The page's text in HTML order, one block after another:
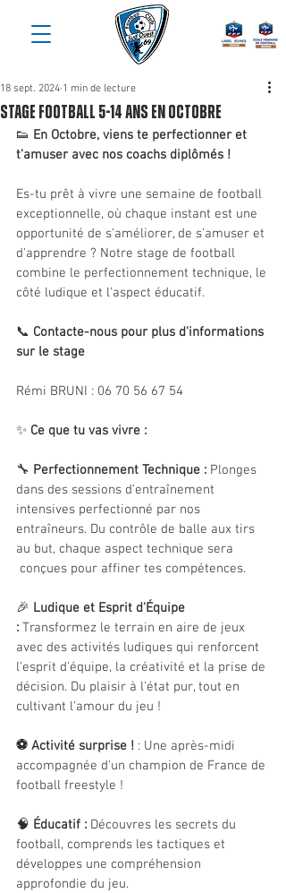
Stage Football 5-14 ans en Octobre
18 sept. 2024 1 min de lecture
👟 En Octobre, viens te perfectionner et
t'amuser avec nos coachs diplômés !
Es-tu prêt à vivre une semaine de football
exceptionnelle, où chaque instant est une
opportunité de s'améliorer, de s'amuser et
d'apprendre ? Notre stage de football
combine le perfectionnement technique, le
côté ludique et l'aspect éducatif.
📞 Contacte-nous pour plus d'informations
sur le stage
Rémi BRUNI : 06 70 56 67 54
✨ Ce que tu vas vivre :
🔧 Perfectionnement Technique : Plonges
dans des sessions d'entraînement
intensives perfectionné par nos
entraîneurs. Du contrôle de balle aux tirs
au but, chaque aspect technique sera
conçues pour affiner tes compétences.
🎉 Ludique et Esprit d'Équipe
: Transformez le terrain en aire de jeux
avec des activités ludiques qui renforcent
l'esprit d'équipe, la créativité et la prise de
décision. Du plaisir à l'état pur, tout en
cultivant l'amour du jeu !
⚽️ Activité surprise ! : Une après-midi
accompagnée d'un champion de France de
football freestyle !
🧠 Éducatif : Découvres les secrets du
football, comprends les tactiques et
développes une compréhension
approfondie du jeu.